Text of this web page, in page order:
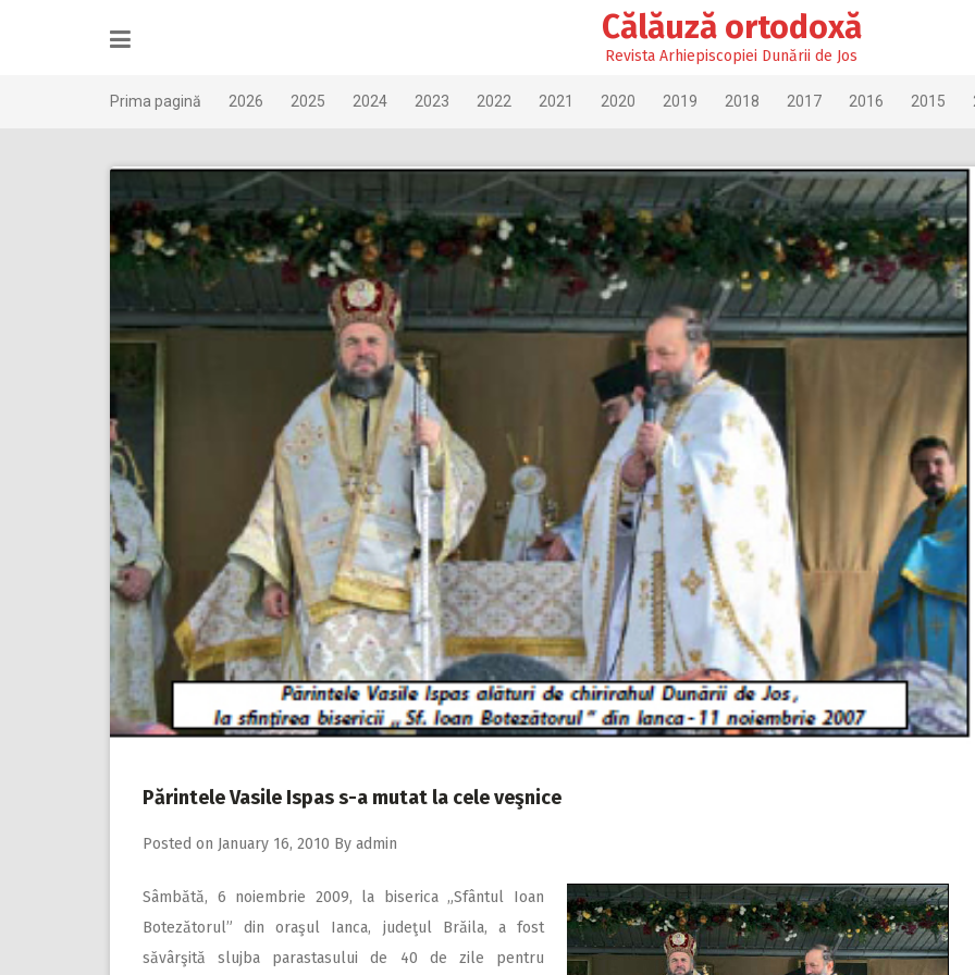
Călăuză ortodoxă
Revista Arhiepiscopiei Dunării de Jos
Prima pagină 2026 2025 2024 2023 2022 2021 2020 2019 2018 2017 2016 2015
Părintele Vasile Ispas s-a mutat la cele veşnice
Posted on January 16, 2010 By admin
Sâmbătă, 6 noiembrie 2009, la biserica „Sfântul Ioan
Botezătorul” din oraşul Ianca, judeţul Brăila, a fost
săvârşită slujba parastasului de 40 de zile pentru